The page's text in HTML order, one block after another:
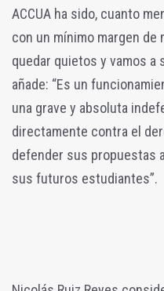
ACCUA ha sido, cuanto
con un mínimo margen de
quedar quietos y vamos a
añade: “Es un
una grave y absoluta
directamente contra el
defender sus propuestas
sus futuros estudiantes”.